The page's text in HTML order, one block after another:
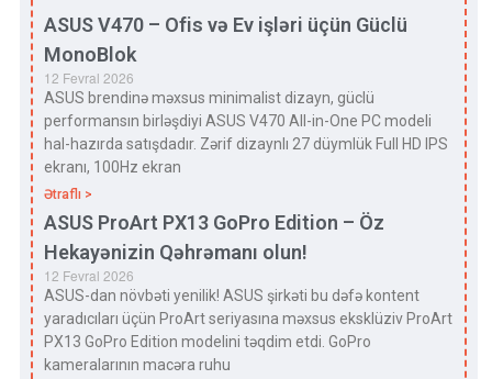
ASUS V470 – Ofis və Ev işləri üçün Güclü
MonoBlok
12 Fevral 2026
ASUS brendinə məxsus minimalist dizayn, güclü
performansın birləşdiyi ASUS V470 All-in-One PC modeli
hal-hazırda satışdadır. Zərif dizaynlı 27 düymlük Full HD IPS
ekranı, 100Hz ekran
Ətraflı >
ASUS ProArt PX13 GoPro Edition – Öz
Hekayənizin Qəhrəmanı olun!
12 Fevral 2026
ASUS-dan növbəti yenilik! ASUS şirkəti bu dəfə kontent
yaradıcıları üçün ProArt seriyasına məxsus eksklüziv ProArt
PX13 GoPro Edition modelini təqdim etdi. GoPro
kameralarının macəra ruhu